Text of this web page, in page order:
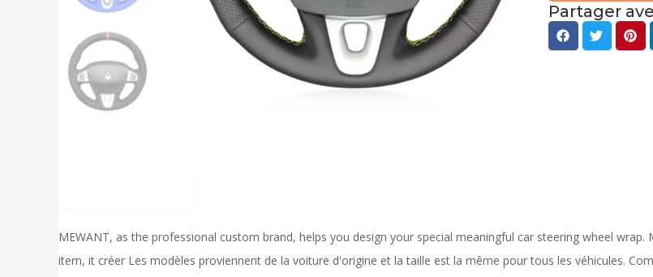
Partager
MEWANT, as the professional custom brand, helps you design your special meaningful car steering wheel
item, it créer Les modèles proviennent de la voiture d'origine et la taille est la même pour tous les véhicules.